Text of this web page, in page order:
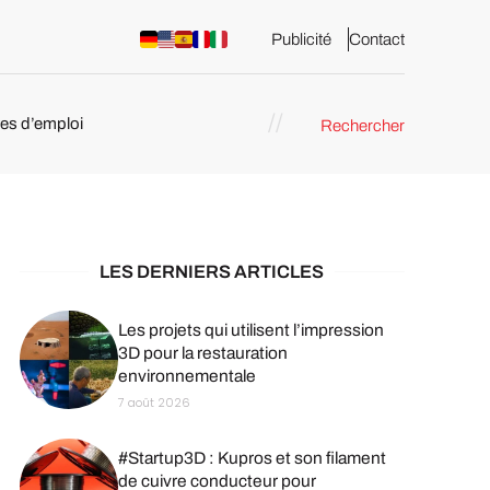
Publicité Contact
d’emploi Rechercher
LES DERNIERS ARTICLES
Les projets qui utilisent l’impression
3D pour la restauration
environnementale
7 août 2026
#Startup3D : Kupros et son filament
de cuivre conducteur pour